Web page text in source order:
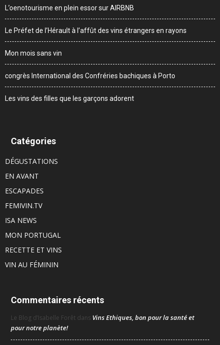
L’oenotourisme en plein essor sur AIRBNB
Le Préfet de l’Hérault à l’affût des vins étrangers en rayons
Mon mois sans vin
congrès International des Confréries bachiques à Porto
Les vins des filles que les garçons adorent
Catégories
DÉGUSTATIONS
EN AVANT
ESCAPADES
FEMIVIN.TV
ISA NEWS
MON PORTUGAL
RECETTE ET VINS
VIN AU FÉMININ
Commentaires récents
Le Blog d’Isabelle Forêt dans Vins Ethiques, bon pour la santé et
pour notre planète!